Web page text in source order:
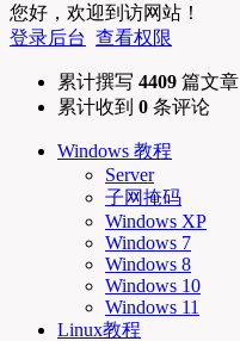
您好，欢迎到访网站！
登录后台 查看权限
累计撰写 4409 篇文章
累计收到 0 条评论
Windows 教程
Server
子网掩码
Windows XP
Windows 7
Windows 8
Windows 10
Windows 11
Linux教程